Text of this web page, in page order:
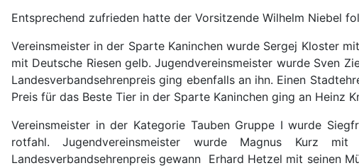
Entsprechend zufrieden hatte der Vorsitzende Wilhelm Niebel
Vereinsmeister in der Sparte Kaninchen wurde Sergej Kloster
mit Deutsche Riesen gelb. Jugendvereinsmeister wurde Sven
Landesverbandsehrenpreis ging ebenfalls an ihn. Einen
Preis für das Beste Tier in der Sparte Kaninchen ging an Heinz
Vereinsmeister in der Kategorie Tauben Gruppe I wurde
rotfahl. Jugendvereinsmeister wurde Magnus Kurz mit
Landesverbandsehrenpreis gewann Erhard Hetzel mit seinen